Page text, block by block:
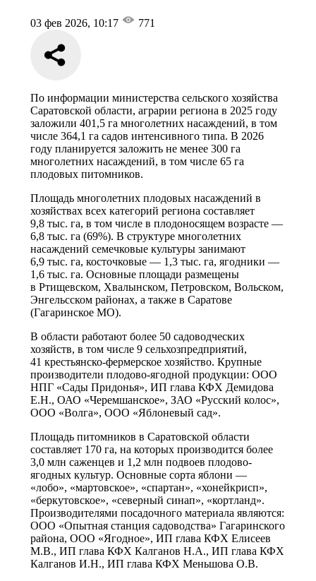
03 фев 2026, 10:17 771
По информации министерства сельского хозяйства
Саратовской области, аграрии региона в 2025 году
заложили 401,5 га многолетних насаждений, в том
числе 364,1 га садов интенсивного типа. В 2026
году планируется заложить не менее 300 га
многолетних насаждений, в том числе 65 га
плодовых питомников.
Площадь многолетних плодовых насаждений в
хозяйствах всех категорий региона составляет
9,8 тыс. га, в том числе в плодоносящем возрасте —
6,8 тыс. га (69%). В структуре многолетних
насаждений семечковые культуры занимают
6,9 тыс. га, косточковые — 1,3 тыс. га, ягодники —
1,6 тыс. га. Основные площади размещены
в Ртищевском, Хвалынском, Петровском, Вольском,
Энгельсском районах, а также в Саратове
(Гагаринское МО).
В области работают более 50 садоводческих
хозяйств, в том числе 9 сельхозпредприятий,
41 крестьянско-фермерское хозяйство. Крупные
производители плодово-ягодной продукции: ООО
НПГ «Сады Придонья», ИП глава КФХ Демидова
Е.Н., ОАО «Черемшанское», ЗАО «Русский колос»,
ООО «Волга», ООО «Яблоневый сад».
Площадь питомников в Саратовской области
составляет 170 га, на которых производится более
3,0 млн саженцев и 1,2 млн подвоев плодово-
ягодных культур. Основные сорта яблони —
«лобо», «мартовское», «спартан», «хонейкрисп»,
«беркутовское», «северный синап», «кортланд».
Производителями посадочного материала являются:
ООО «Опытная станция садоводства» Гагаринского
района, ООО «Ягодное», ИП глава КФХ Елисеев
М.В., ИП глава КФХ Калганов Н.А., ИП глава КФХ
Калганов И.Н., ИП глава КФХ Меньшова О.В.